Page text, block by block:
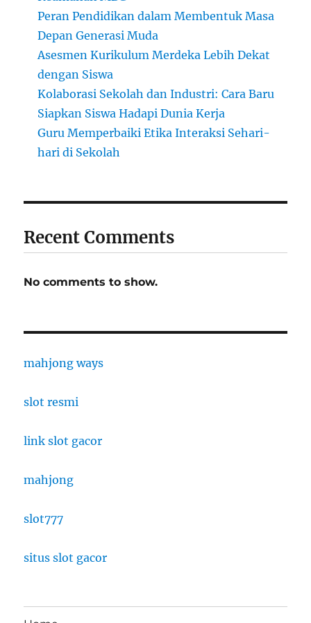
Peran Pendidikan dalam Membentuk Masa
Depan Generasi Muda
Asesmen Kurikulum Merdeka Lebih Dekat
dengan Siswa
Kolaborasi Sekolah dan Industri: Cara Baru
Siapkan Siswa Hadapi Dunia Kerja
Guru Memperbaiki Etika Interaksi Sehari-
hari di Sekolah
Recent Comments
No comments to show.
mahjong ways
slot resmi
link slot gacor
mahjong
slot777
situs slot gacor